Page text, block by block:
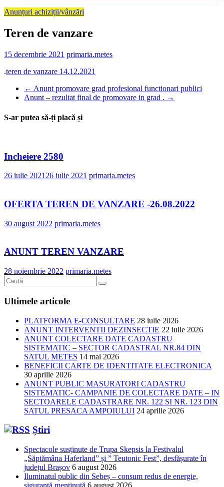
Anunțuri achiziții/vânzări
Teren de vanzare
15 decembrie 2021 primaria.metes
.teren de vanzare 14.12.2021
← Anunt promovare grad profesional functionari publici
Anunt – rezultat final de promovare in grad . →
S-ar putea să-ți placă și
Incheiere 2580
26 iulie 2021 26 iulie 2021 primaria.metes
OFERTA TEREN DE VANZARE -26.08.2022
30 august 2022 primaria.metes
ANUNT TEREN VANZARE
28 noiembrie 2022 primaria.metes
Ultimele articole
PLATFORMA E-CONSULTARE 28 iulie 2026
ANUNT INTERVENTII DEZINSECTIE 22 iulie 2026
ANUNT COLECTARE DATE CADASTRU
SISTEMATIC – SECTOR CADASTRAL NR.84 DIN
SATUL METES 14 mai 2026
BENEFICII CARTE DE IDENTITATE ELECTRONICA
30 aprilie 2026
ANUNT PUBLIC MASURATORI CADASTRU
SISTEMATIC- CAMPANIE DE COLECTARE DATE – IN
SECTOARELE CADASTRARE NR. 122 SI NR. 123 DIN
SATUL PRESACA AMPOIULUI 24 aprilie 2026
Știri
Spectacole susținute de Trupa Skepsis la Festivalul
„Săptămâna Haferland” și ” Teutonic Fest”, desfășurate în
județul Brașov 6 august 2026
Iluminatul public din Sebeș – consum redus de energie,
siguranță menținută 6 august 2026